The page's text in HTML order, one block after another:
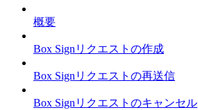
概要
Box Signリクエストの作成
Box Signリクエストの再送信
Box Signリクエストのキャンセル